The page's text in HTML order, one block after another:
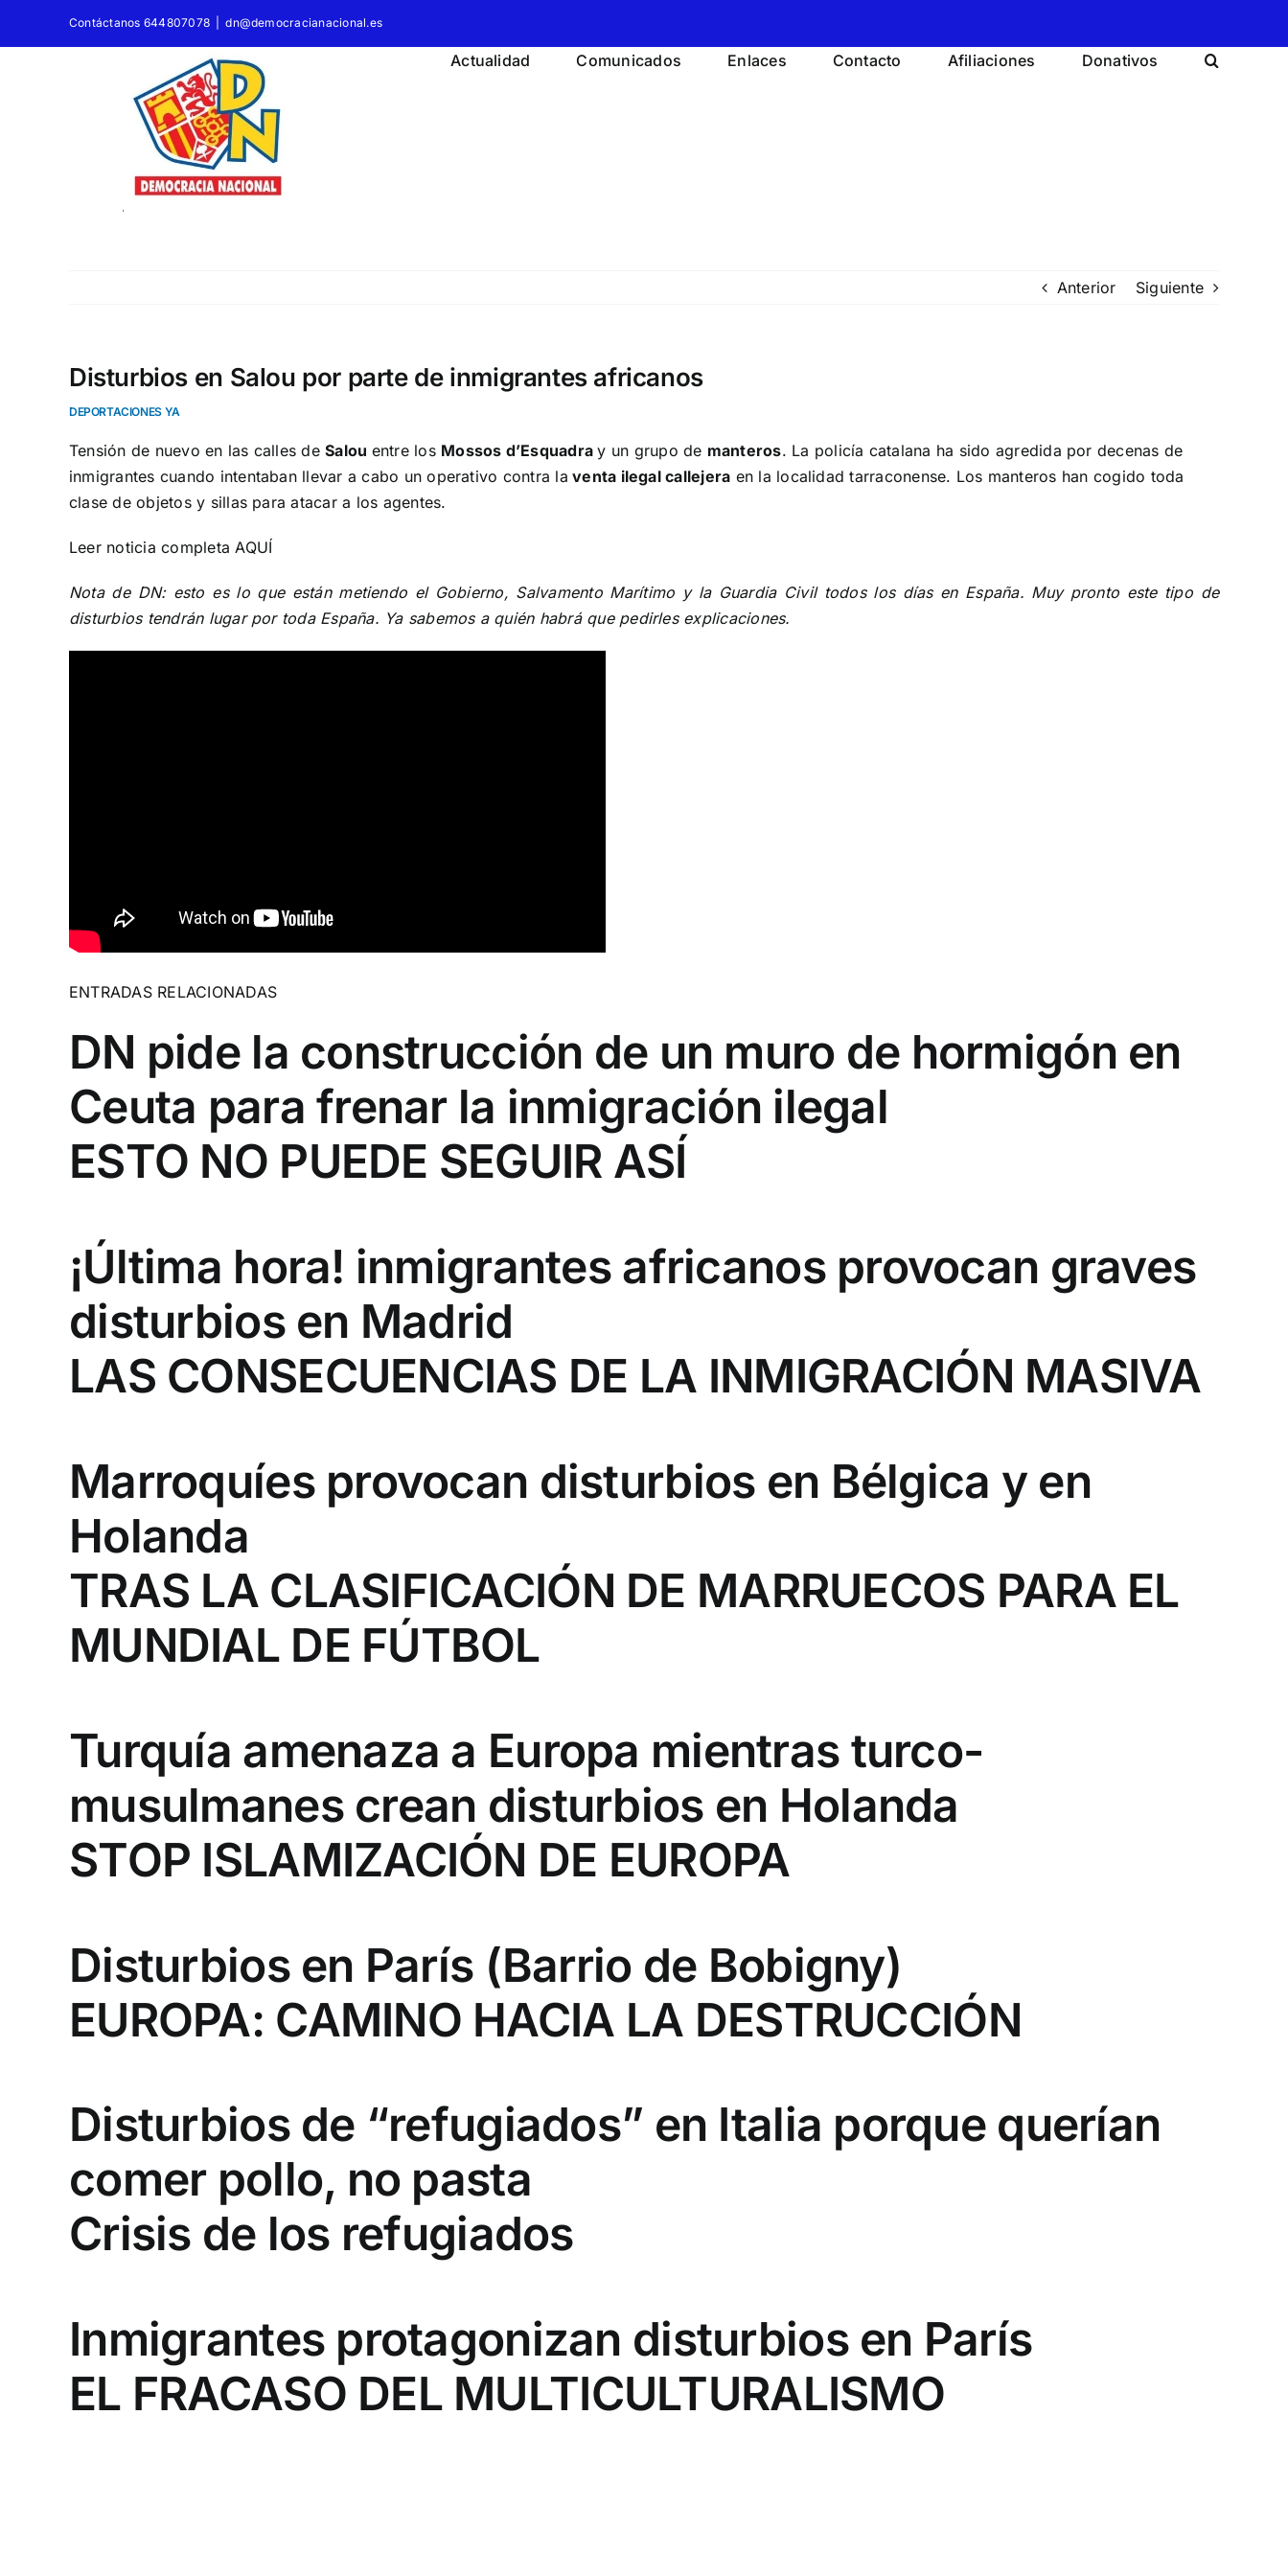
Contáctanos 644807078 dn@democracianacional.es
Actualidad Comunicados Enlaces Contacto Afiliaciones Donativos
Anterior Siguiente
Disturbios en Salou por parte de inmigrantes africanos
DEPORTACIONES YA
Tensión de nuevo en las calles deSalou entre los Mossos d’Esquadray un grupo de manteros. La policía catalana ha sido agredida por decenas de
inmigrantes cuando intentaban llevar a cabo un operativo contra la venta ilegal callejera en la localidad tarraconense. Los manteros han cogido toda
clase de objetos y sillas para atacar a los agentes.
Leer noticia completaAQUÍ
Nota de DN: esto es lo que están metiendo el Gobierno, Salvamento Marítimo y la Guardia Civil todos los días en España. Muy pronto este tipo de
disturbios tendrán lugar por toda España. Ya sabemos a quién habrá que pedirles explicaciones.
ENTRADAS RELACIONADAS
DN pide la construcción de un muro de hormigón en
Ceuta para frenar la inmigración ilegal
ESTO NO PUEDE SEGUIR ASÍ
¡Última hora! inmigrantes africanos provocan graves
disturbios en Madrid
LAS CONSECUENCIAS DE LA INMIGRACIÓN MASIVA
Marroquíes provocan disturbios en Bélgica y en
Holanda
TRAS LA CLASIFICACIÓN DE MARRUECOS PARA EL
MUNDIAL DE FÚTBOL
Turquía amenaza a Europa mientras turco-
musulmanes crean disturbios en Holanda
STOP ISLAMIZACIÓN DE EUROPA
Disturbios en París (Barrio de Bobigny)
EUROPA: CAMINO HACIA LA DESTRUCCIÓN
Disturbios de “refugiados” en Italia porque querían
comer pollo, no pasta
Crisis de los refugiados
Inmigrantes protagonizan disturbios en París
EL FRACASO DEL MULTICULTURALISMO